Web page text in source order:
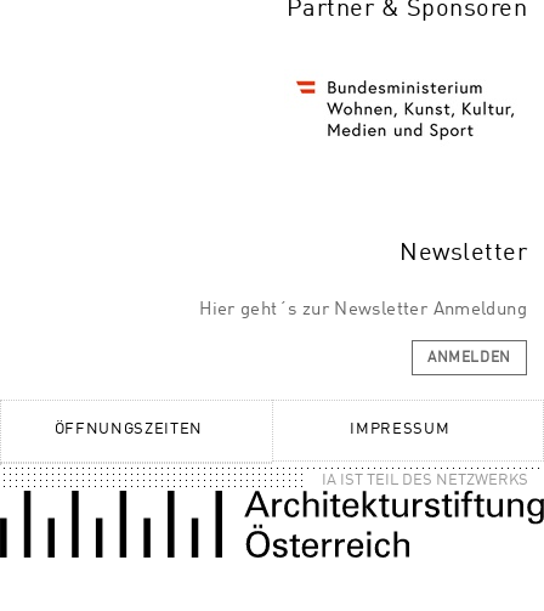
Partner & Sponsoren
Newsletter
Hier geht´s zur Newsletter Anmeldung
ANMELDEN
ÖFFNUNGSZEITEN IMPRESSUM
IA IST TEIL DES NETZWERKS